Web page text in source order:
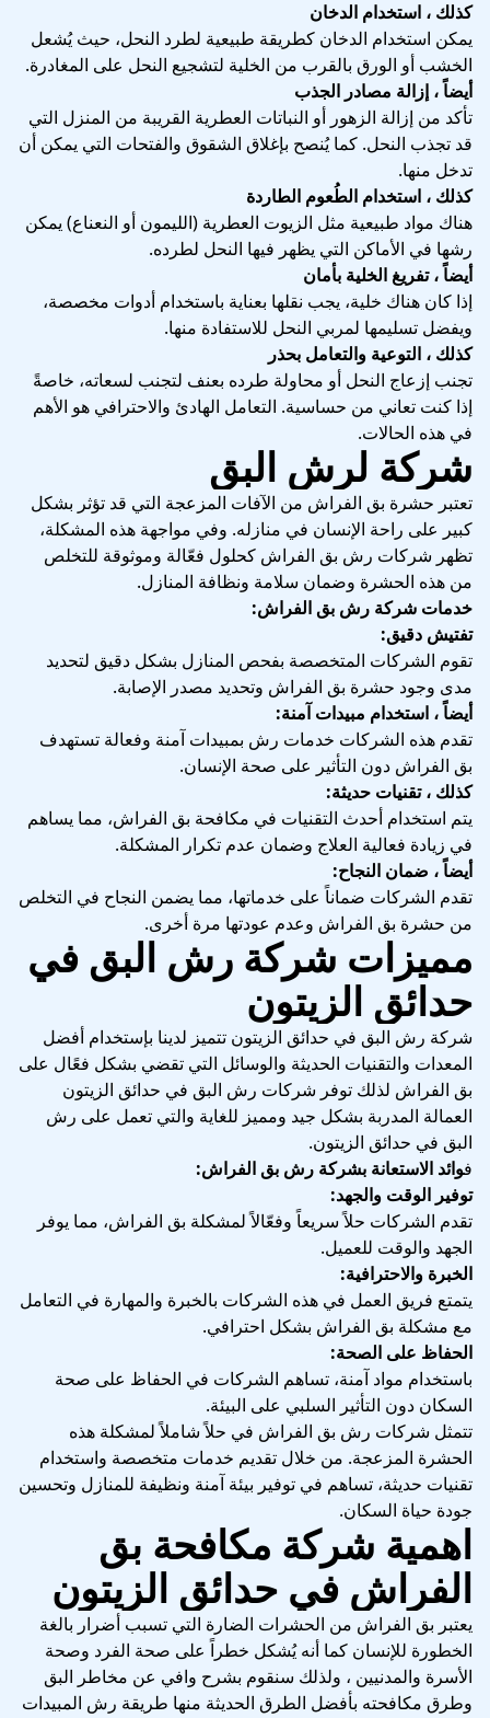
كذلك ، استخدام الدخان
يمكن استخدام الدخان كطريقة طبيعية لطرد النحل، حيث يُشعل
الخشب أو الورق بالقرب من الخلية لتشجيع النحل على المغادرة.
أيضاً ، إزالة مصادر الجذب
تأكد من إزالة الزهور أو النباتات العطرية القريبة من المنزل التي
قد تجذب النحل. كما يُنصح بإغلاق الشقوق والفتحات التي يمكن أن
تدخل منها.
كذلك ، استخدام الطُعوم الطاردة
هناك مواد طبيعية مثل الزيوت العطرية (الليمون أو النعناع) يمكن
رشها في الأماكن التي يظهر فيها النحل لطرده.
أيضاً ، تفريغ الخلية بأمان
إذا كان هناك خلية، يجب نقلها بعناية باستخدام أدوات مخصصة،
ويفضل تسليمها لمربي النحل للاستفادة منها.
كذلك ، التوعية والتعامل بحذر
تجنب إزعاج النحل أو محاولة طرده بعنف لتجنب لسعاته، خاصةً
إذا كنت تعاني من حساسية. التعامل الهادئ والاحترافي هو الأهم
في هذه الحالات.
شركة لرش البق
تعتبر حشرة بق الفراش من الآفات المزعجة التي قد تؤثر بشكل
كبير على راحة الإنسان في منازله. وفي مواجهة هذه المشكلة،
تظهر شركات رش بق الفراش كحلول فعّالة وموثوقة للتخلص
من هذه الحشرة وضمان سلامة ونظافة المنازل.
خدمات شركة رش بق الفراش:
تفتيش دقيق:
تقوم الشركات المتخصصة بفحص المنازل بشكل دقيق لتحديد
مدى وجود حشرة بق الفراش وتحديد مصدر الإصابة.
أيضاً ، استخدام مبيدات آمنة:
تقدم هذه الشركات خدمات رش بمبيدات آمنة وفعالة تستهدف
بق الفراش دون التأثير على صحة الإنسان.
كذلك ، تقنيات حديثة:
يتم استخدام أحدث التقنيات في مكافحة بق الفراش، مما يساهم
في زيادة فعالية العلاج وضمان عدم تكرار المشكلة.
أيضاً ، ضمان النجاح:
تقدم الشركات ضماناً على خدماتها، مما يضمن النجاح في التخلص
من حشرة بق الفراش وعدم عودتها مرة أخرى.
مميزات شركة رش البق في
حدائق الزيتون
شركة رش البق في حدائق الزيتون تتميز لدينا بإستخدام أفضل
المعدات والتقنيات الحديثة والوسائل التي تقضي بشكل فعًال على
بق الفراش لذلك توفر شركات رش البق في حدائق الزيتون
العمالة المدربة بشكل جيد ومميز للغاية والتي تعمل على رش
البق في حدائق الزيتون.
فوائد الاستعانة بشركة رش بق الفراش:
توفير الوقت والجهد:
تقدم الشركات حلاً سريعاً وفعّالاً لمشكلة بق الفراش، مما يوفر
الجهد والوقت للعميل.
الخبرة والاحترافية:
يتمتع فريق العمل في هذه الشركات بالخبرة والمهارة في التعامل
مع مشكلة بق الفراش بشكل احترافي.
الحفاظ على الصحة:
باستخدام مواد آمنة، تساهم الشركات في الحفاظ على صحة
السكان دون التأثير السلبي على البيئة.
تتمثل شركات رش بق الفراش في حلاً شاملاً لمشكلة هذه
الحشرة المزعجة. من خلال تقديم خدمات متخصصة واستخدام
تقنيات حديثة، تساهم في توفير بيئة آمنة ونظيفة للمنازل وتحسين
جودة حياة السكان.
اهمية شركة مكافحة بق
الفراش في حدائق الزيتون
يعتبر بق الفراش من الحشرات الضارة التي تسبب أضرار بالغة
الخطورة للإنسان كما أنه يُشكل خطراً على صحة الفرد وصحة
الأسرة والمدنيين ، ولذلك سنقوم بشرح وافي عن مخاطر البق
وطرق مكافحته بأفضل الطرق الحديثة منها طريقة رش المبيدات